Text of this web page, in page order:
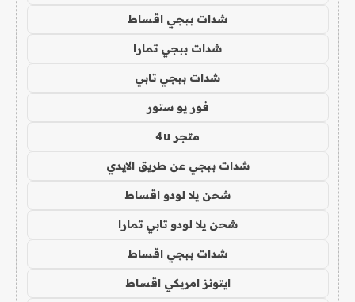
شدات ببجي اقساط
شدات ببجي تمارا
شدات ببجي تابي
فور يو ستور
متجر 4u
شدات ببجي عن طريق الايدي
شحن يلا لودو اقساط
شحن يلا لودو تابي تمارا
شدات ببجي اقساط
ايتونز امريكي اقساط